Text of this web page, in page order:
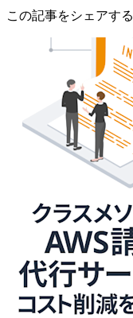
この記事をシェアする